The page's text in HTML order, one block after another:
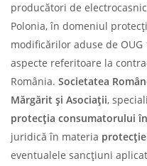
producători de
Polonia, în domeniul
modificărilor aduse de
aspecte referitoare la
România. Societatea
Mărgărit și Asociații,
protecția consumatorului
juridică în materia
eventualele sancțiuni